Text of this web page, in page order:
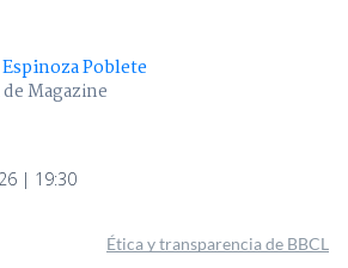
Poblete
Magazine
| 19:30
Ética y transparencia de BBCL